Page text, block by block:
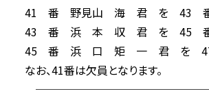
41 番 野見山 海 君 を 43
43 番 浜 本 収 君 を 45
45 番 浜 口 矩 一 君 を
なお、41番は欠員となります。